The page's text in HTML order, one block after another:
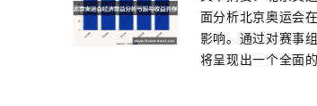
面分析北京奥运会
影响。通过对赛事
将呈现出一个全面